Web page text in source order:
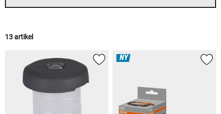
13 artikel
NY